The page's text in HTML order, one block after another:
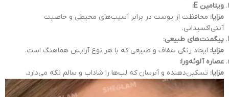
ویتامین E:
مزایا: محافظت از پوست در برابر آسیب‌های محیطی و خاصیت
آنتی‌اکسیدانی.
پیگمنت‌های طبیعی:
مزایا: ایجاد رنگی شفاف و طبیعی که با هر نوع آرایش هماهنگ است.
عصاره آلوئه‌ورا:
مزایا: تسکین‌دهنده و آبرسان که لب‌ها را شاداب و سالم نگه می‌دارد.